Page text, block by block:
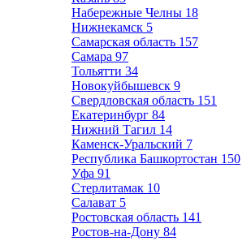
Набережные Челны 18
Нижнекамск 5
Самарская область 157
Самара 97
Тольятти 34
Новокуйбышевск 9
Свердловская область 151
Екатеринбург 84
Нижний Тагил 14
Каменск-Уральский 7
Республика Башкортостан 150
Уфа 91
Стерлитамак 10
Салават 5
Ростовская область 141
Ростов-на-Дону 84